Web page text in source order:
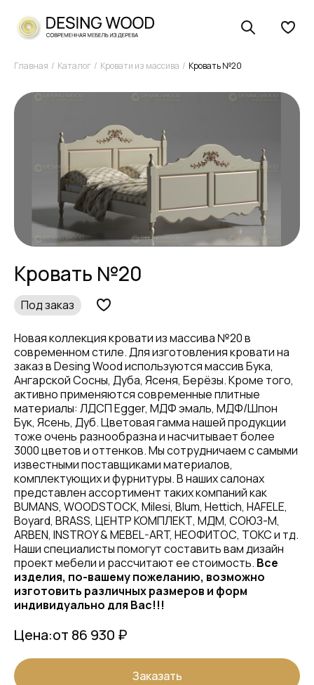
Главная Каталог Кровати из массива Кровать №20
Кровать №20
Под заказ
Новая коллекция кровати из массива №20 в
современном стиле. Для изготовления кровати на
заказ в Desing Wood используются массив Бука,
Ангарской Сосны, Дуба, Ясеня, Берёзы. Кроме того,
активно применяются современные плитные
материалы: ЛДСП Egger, МДФ эмаль, МДФ/Шпон
Бук, Ясень, Дуб. Цветовая гамма нашей продукции
тоже очень разнообразна и насчитывает более
3000 цветов и оттенков. Мы сотрудничаем с самыми
известными поставщиками материалов,
комплектующих и фурнитуры. В наших салонах
представлен ассортимент таких компаний как
BUMANS, WOODSTOCK, Milesi, Blum, Hettich, HAFELE,
Boyard, BRASS, ЦЕНТР КОМПЛЕКТ, МДМ, СОЮЗ-М,
ARBEN, INSTROY & MEBEL-ART, НЕОФИТОС, ТОКС и тд.
Наши специалисты помогут составить вам дизайн
проект мебели и рассчитают ее стоимость. Все
изделия, по-вашему пожеланию, возможно
изготовить различных размеров и форм
индивидуально для Вас!!!
Цена:от 86 930 ₽
Заказать